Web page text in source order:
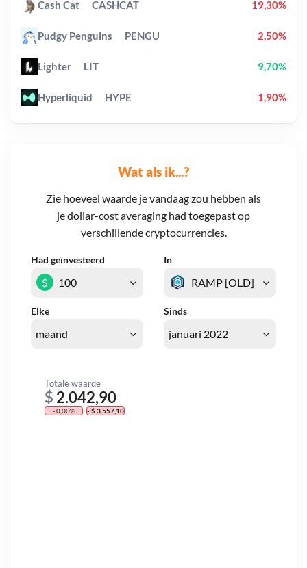
Wat als ik...?
Zie hoeveel waarde je vandaag zou hebben als
je dollar-cost averaging had toegepast op
verschillende cryptocurrencies.
Had geïnvesteerd In
Elke Sinds
$
Totale waarde
$ 2.042,90
- 0,00% - $ 3.557,10
Cash Cat CASHCAT 19,30%
Pudgy Penguins PENGU 2,50%
Lighter LIT 9,70%
Hyperliquid HYPE 1,90%